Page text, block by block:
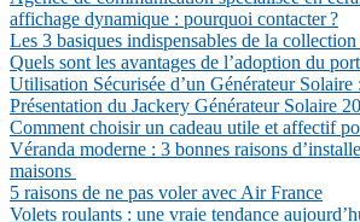
affichage dynamique : pourquoi contacter ?
Les 3 basiques indispensables de la
Quels sont les avantages de l’adoption du
Utilisation Sécurisée d’un Générateur Solaire
Présentation du Jackery Générateur Solaire
Comment choisir un cadeau utile et affectif
Véranda moderne : 3 bonnes raisons
maisons
5 raisons de ne pas voler avec Air France
Volets roulants : une vraie tendance